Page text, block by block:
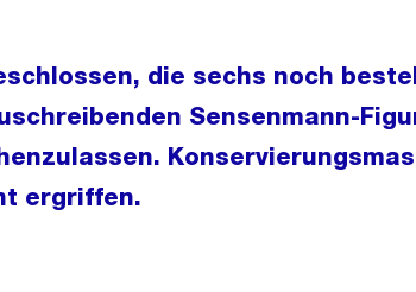
die sechs noch
Sensenmann-
ergriffen.